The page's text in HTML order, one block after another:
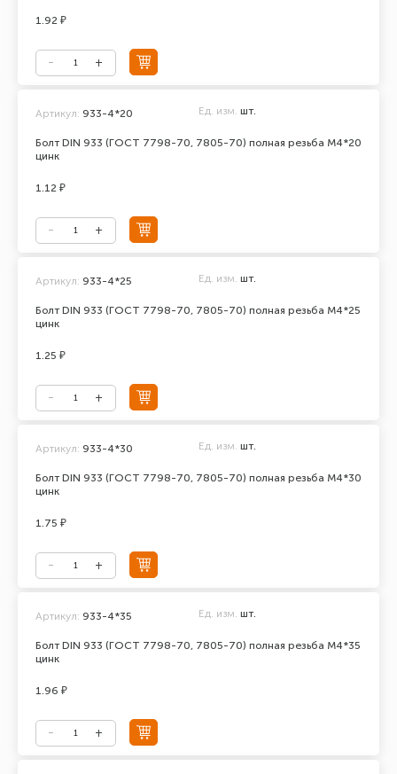
1.92 ₽
Болт DIN 933 (ГОСТ 7798-70, 7805-70) полная резьба М4*20
цинк
Артикул: 933-4*20 Ед. изм. шт.
1.12 ₽
Болт DIN 933 (ГОСТ 7798-70, 7805-70) полная резьба М4*25
цинк
Артикул: 933-4*25 Ед. изм. шт.
1.25 ₽
Болт DIN 933 (ГОСТ 7798-70, 7805-70) полная резьба М4*30
цинк
Артикул: 933-4*30 Ед. изм. шт.
1.75 ₽
Болт DIN 933 (ГОСТ 7798-70, 7805-70) полная резьба М4*35
цинк
Артикул: 933-4*35 Ед. изм. шт.
1.96 ₽